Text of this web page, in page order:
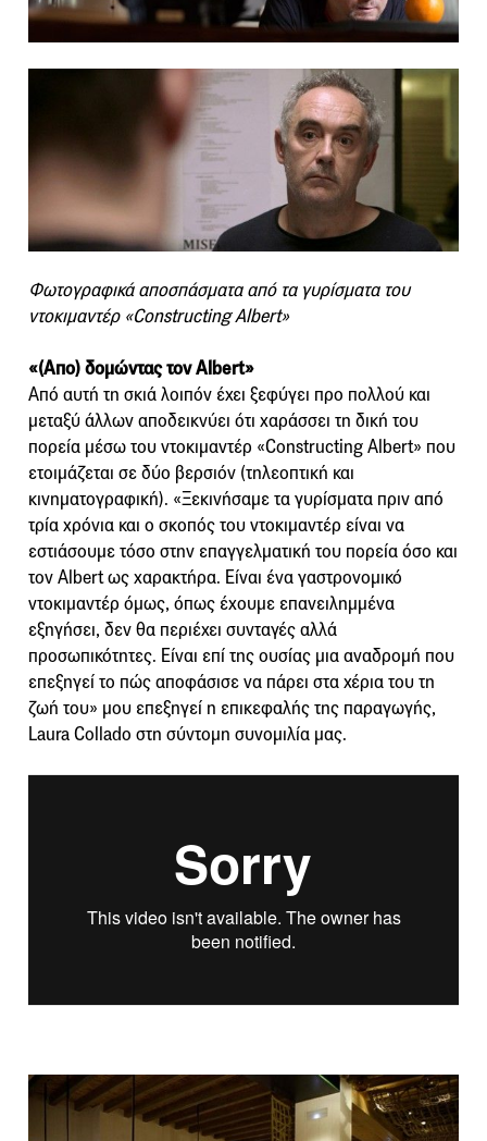
Φωτογραφικά αποσπάσματα από τα γυρίσματα του
ντοκιμαντέρ «Constructing Albert»
«(Απο) δομώντας τον Albert»
Από αυτή τη σκιά λοιπόν έχει ξεφύγει προ πολλού και
μεταξύ άλλων αποδεικνύει ότι χαράσσει τη δική του
πορεία μέσω του ντοκιμαντέρ «Constructing Albert» που
ετοιμάζεται σε δύο βερσιόν (τηλεοπτική και
κινηματογραφική). «Ξεκινήσαμε τα γυρίσματα πριν από
τρία χρόνια και ο σκοπός του ντοκιμαντέρ είναι να
εστιάσουμε τόσο στην επαγγελματική του πορεία όσο και
τον Albert ως χαρακτήρα. Είναι ένα γαστρονομικό
ντοκιμαντέρ όμως, όπως έχουμε επανειλημμένα
εξηγήσει, δεν θα περιέχει συνταγές αλλά
προσωπικότητες. Είναι επί της ουσίας μια αναδρομή που
επεξηγεί το πώς αποφάσισε να πάρει στα χέρια του τη
ζωή του» μου επεξηγεί η επικεφαλής της παραγωγής,
Laura Collado στη σύντομη συνομιλία μας.